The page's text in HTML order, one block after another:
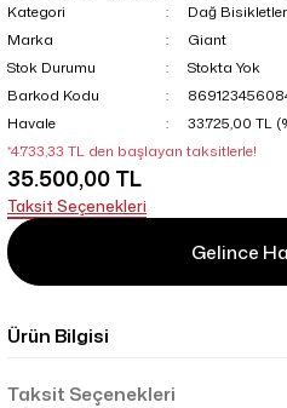
Kategori
Dağ
Marka
Giant
Stok Durumu
Stokta Yok
Barkod Kodu
Havale
33.725,00 TL
*4.733,33 TL den başlayan taksitlerle!
35.500,00 TL
Taksit Seçenekleri
Gelince
Ürün Bilgisi
Taksit Seçenekleri